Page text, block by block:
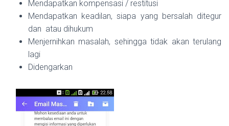
Mendapatkan kompensasi / restitusi
Mendapatkan keadilan, siapa yang bersalah ditegur
dan atau dihukum
Menjernihkan masalah, sehingga tidak akan terulang
lagi
Didengarkan